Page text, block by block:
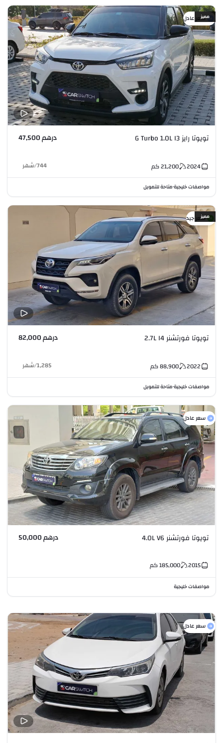
سعر عادلمميز
تويوتا رايز G Turbo 1.0L I3 درهم 47,500
2024
21,200كم 744
/شهر
مواصفات خليجية•متاحة للتمويل
سعر جيدمميز
تويوتا فورتشنر 2.7L I4 درهم 82,000
2022
88,900كم 1,285
/شهر
مواصفات خليجية•متاحة للتمويل
سعر عادل
تويوتا فورتشنر 4.0L V6 درهم 50,000
2015
185,000كم
مواصفات خليجية
سعر عادل